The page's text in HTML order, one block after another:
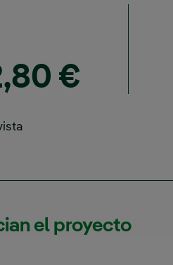
€
el proyecto